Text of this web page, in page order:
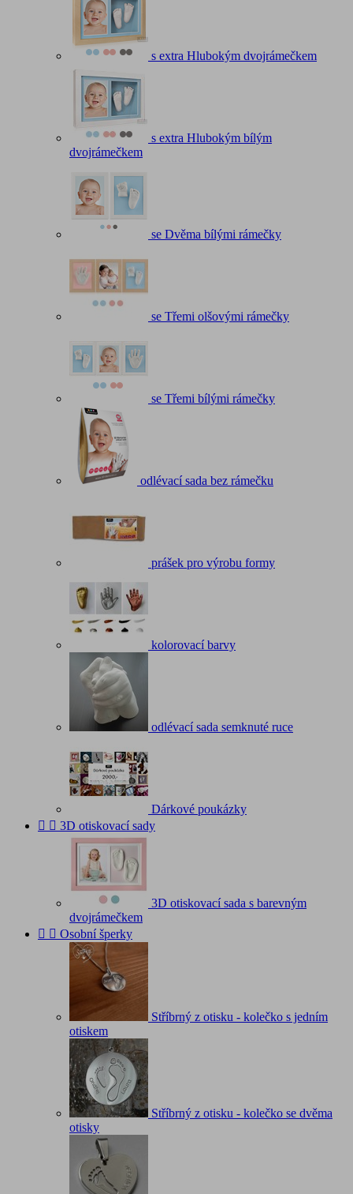
s extra Hlubokým dvojrámečkem
s extra Hlubokým bílým
dvojrámečkem
se Dvěma bílými rámečky
se Třemi olšovými rámečky
se Třemi bílými rámečky
odlévací sada bez rámečku
prášek pro výrobu formy
kolorovací barvy
odlévací sada semknuté ruce
Dárkové poukázky
  3D otiskovací sady
3D otiskovací sada s barevným
dvojrámečkem
  Osobní šperky
Stříbrný z otisku - kolečko s jedním
otiskem
Stříbrný z otisku - kolečko se dvěma
otisky